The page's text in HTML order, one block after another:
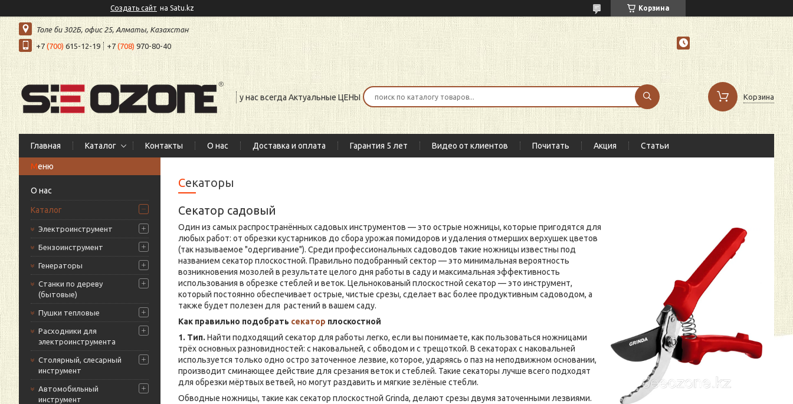
Создать сайт на Satu.kz Корзина
Толе би 302Б, офис 25, Алматы, Казахстан
+7 (700)615-12-19 +7(708) 970-80-40
у нас всегда Актуальные ЦЕНЫ Корзина
Главная Каталог Контакты О нас Доставка и оплата Гарантия 5 лет Видео от клиентов Почитать Акция Статьи
О нас
Каталог
Электроинструмент
Бензоинструмент
Генераторы
Станки по дереву
(бытовые)
Пушки тепловые
Расходники для
электроинструмента
Столярный, слесарный
инструмент
Автомобильный
инструмент
Секаторы
Секатор садовый
Один из самых распространённых садовых инструментов — это острые ножницы, которые пригодятся для
любых работ: от обрезки кустарников до сбора урожая помидоров и удаления отмерших верхушек цветов
(так называемое "одергивание"). Среди профессиональных садоводов такие ножницы известны под
названием секатор плоскостной. Правильно подобранный сектор — это минимальная вероятность
возникновения мозолей в результате целого дня работы в саду и максимальная эффективность
использования в обрезке стеблей и веток. Цельнокованый плоскостной секатор — это инструмент,
который постоянно обеспечивает острые, чистые срезы, сделает вас более продуктивным садоводом, а
также будет полезен для растений в вашем саду.
Как правильно подобрать секатор плоскостной
1. Тип. Найти подходящий секатор для работы легко, если вы понимаете, как пользоваться ножницами
трёх основных разновидностей: с наковальней, с обводом и с трещоткой. В секаторах с наковальней
используется только одно остро заточенное лезвие, которое, ударяясь о паз на неподвижном основании,
производит сминающее действие для срезания веток и стеблей. Такие секаторы лучше всего подходят
для обрезки мёртвых ветвей, но могут раздавить и мягкие зелёные стебли.
Обводные ножницы, такие как секатор плоскостной Grinda, делают срезы двумя заточенными лезвиями.